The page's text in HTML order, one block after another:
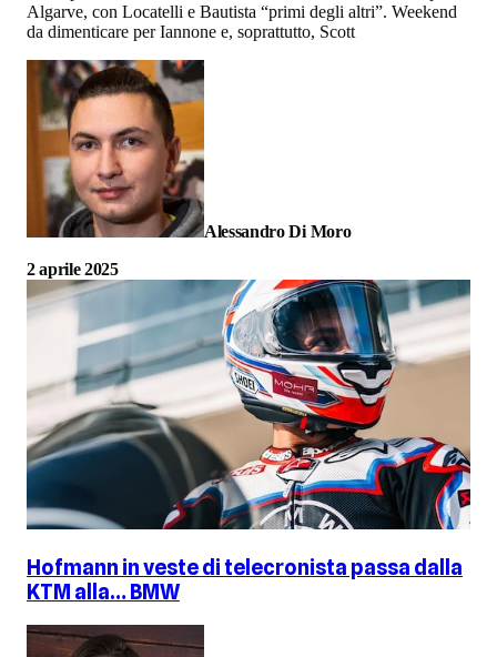
Algarve, con Locatelli e Bautista “primi degli altri”. Weekend
da dimenticare per Iannone e, soprattutto, Scott
Alessandro Di Moro
2 aprile 2025
Hofmann in veste di telecronista passa dalla
KTM alla… BMW